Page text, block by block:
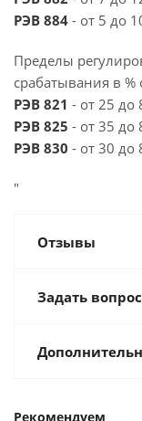
РЭВ 884 - от 5 до
Пределы
срабатывания в
РЭВ 821 - от 25 до
РЭВ 825 - от 35 до
РЭВ 830 - от 30 до
"
Отзывы
Задать вопрос
Рекомендуем